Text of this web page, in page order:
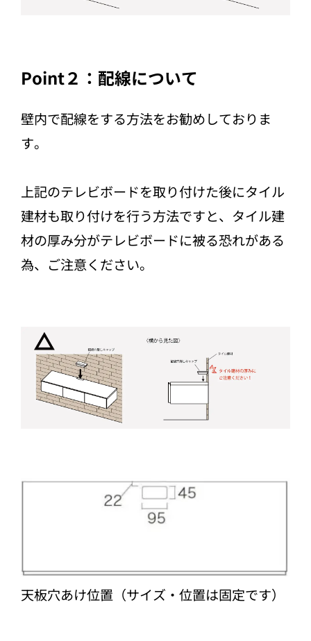
Point２：配線について
壁内で配線をする方法をお勧めしておりま
す。
上記のテレビボードを取り付けた後にタイル
建材も取り付けを行う方法ですと、タイル建
材の厚み分がテレビボードに被る恐れがある
為、ご注意ください。
天板穴あけ位置（サイズ・位置は固定です）